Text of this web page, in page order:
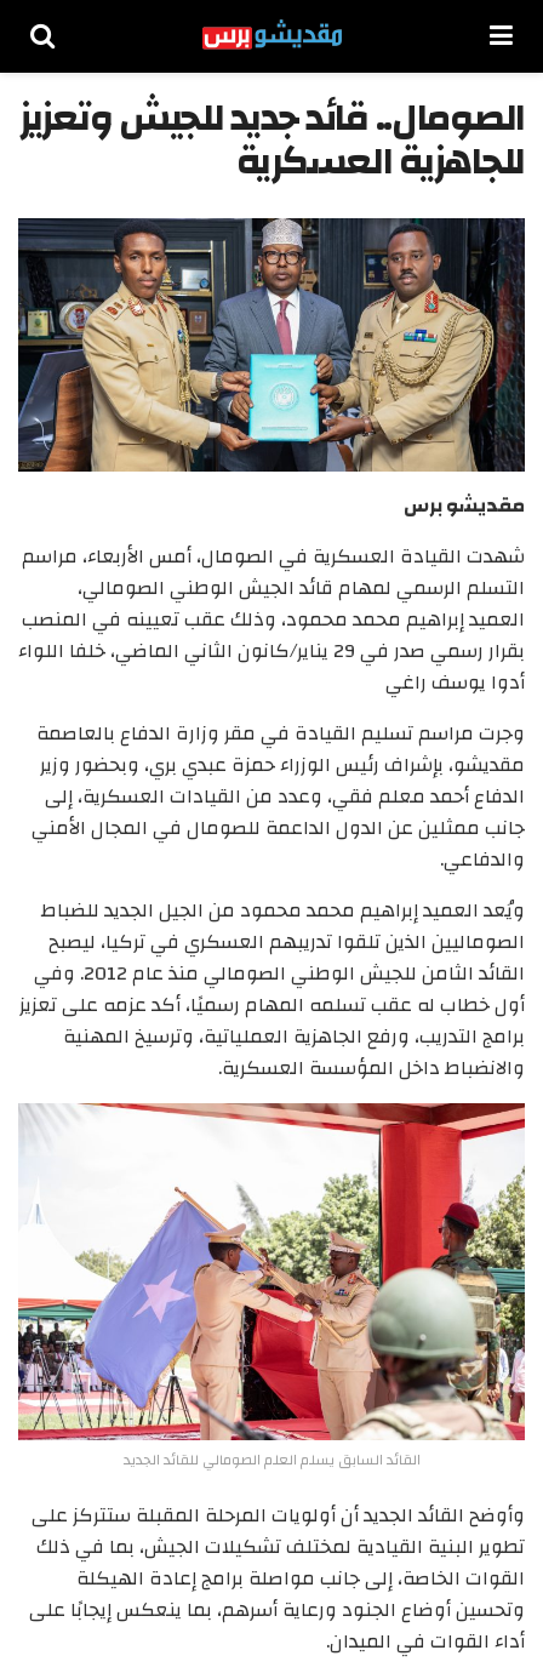
الصومال.. قائد جديد للجيش وتعزيز
للجاهزية العسكرية
مقديشو برس
شهدت القيادة العسكرية في الصومال، أمس الأربعاء، مراسم
التسلم الرسمي لمهام قائد الجيش الوطني الصومالي،
العميد إبراهيم محمد محمود، وذلك عقب تعيينه في المنصب
بقرار رسمي صدر في 29 يناير/كانون الثاني الماضي، خلفا اللواء
أدوا يوسف راغي
وجرت مراسم تسليم القيادة في مقر وزارة الدفاع بالعاصمة
مقديشو، بإشراف رئيس الوزراء حمزة عبدي بري، وبحضور وزير
الدفاع أحمد معلم فقي، وعدد من القيادات العسكرية، إلى
جانب ممثلين عن الدول الداعمة للصومال في المجال الأمني
والدفاعي.
ويُعد العميد إبراهيم محمد محمود من الجيل الجديد للضباط
الصوماليين الذين تلقوا تدريبهم العسكري في تركيا، ليصبح
القائد الثامن للجيش الوطني الصومالي منذ عام 2012. وفي
أول خطاب له عقب تسلمه المهام رسميًا، أكد عزمه على تعزيز
برامج التدريب، ورفع الجاهزية العملياتية، وترسيخ المهنية
والانضباط داخل المؤسسة العسكرية.
القائد السابق يسلم العلم الصومالي للقائد الجديد
وأوضح القائد الجديد أن أولويات المرحلة المقبلة ستتركز على
تطوير البنية القيادية لمختلف تشكيلات الجيش، بما في ذلك
القوات الخاصة، إلى جانب مواصلة برامج إعادة الهيكلة
وتحسين أوضاع الجنود ورعاية أسرهم، بما ينعكس إيجابًا على
أداء القوات في الميدان.